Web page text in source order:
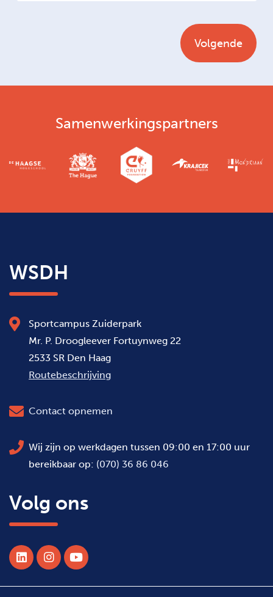
Samenwerkingspartners
WSDH
Sportcampus Zuiderpark
Mr. P. Droogleever Fortuynweg 22
2533 SR Den Haag
Routebeschrijving
Contact opnemen
Wij zijn op werkdagen tussen 09:00 en 17:00 uur
bereikbaar op: (070) 36 86 046
Volg ons